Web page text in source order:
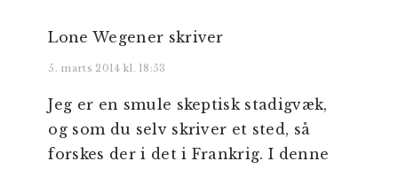
Lone Wegener skriver
5. marts 2014 kl. 18:53
Jeg er en smule skeptisk stadigvæk,
og som du selv skriver et sted, så
forskes der i det i Frankrig. I denne